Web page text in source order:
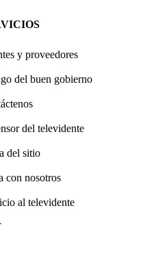
y proveedores
del buen gobierno
del televidente
del sitio
con nosotros
al televidente